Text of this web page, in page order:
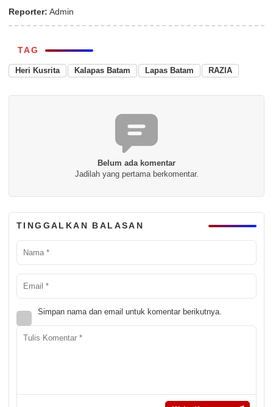
Reporter: Admin
TAG
Heri Kusrita Kalapas Batam Lapas Batam RAZIA
Belum ada komentar
Jadilah yang pertama berkomentar.
TINGGALKAN BALASAN
Simpan nama dan email untuk komentar berikutnya.